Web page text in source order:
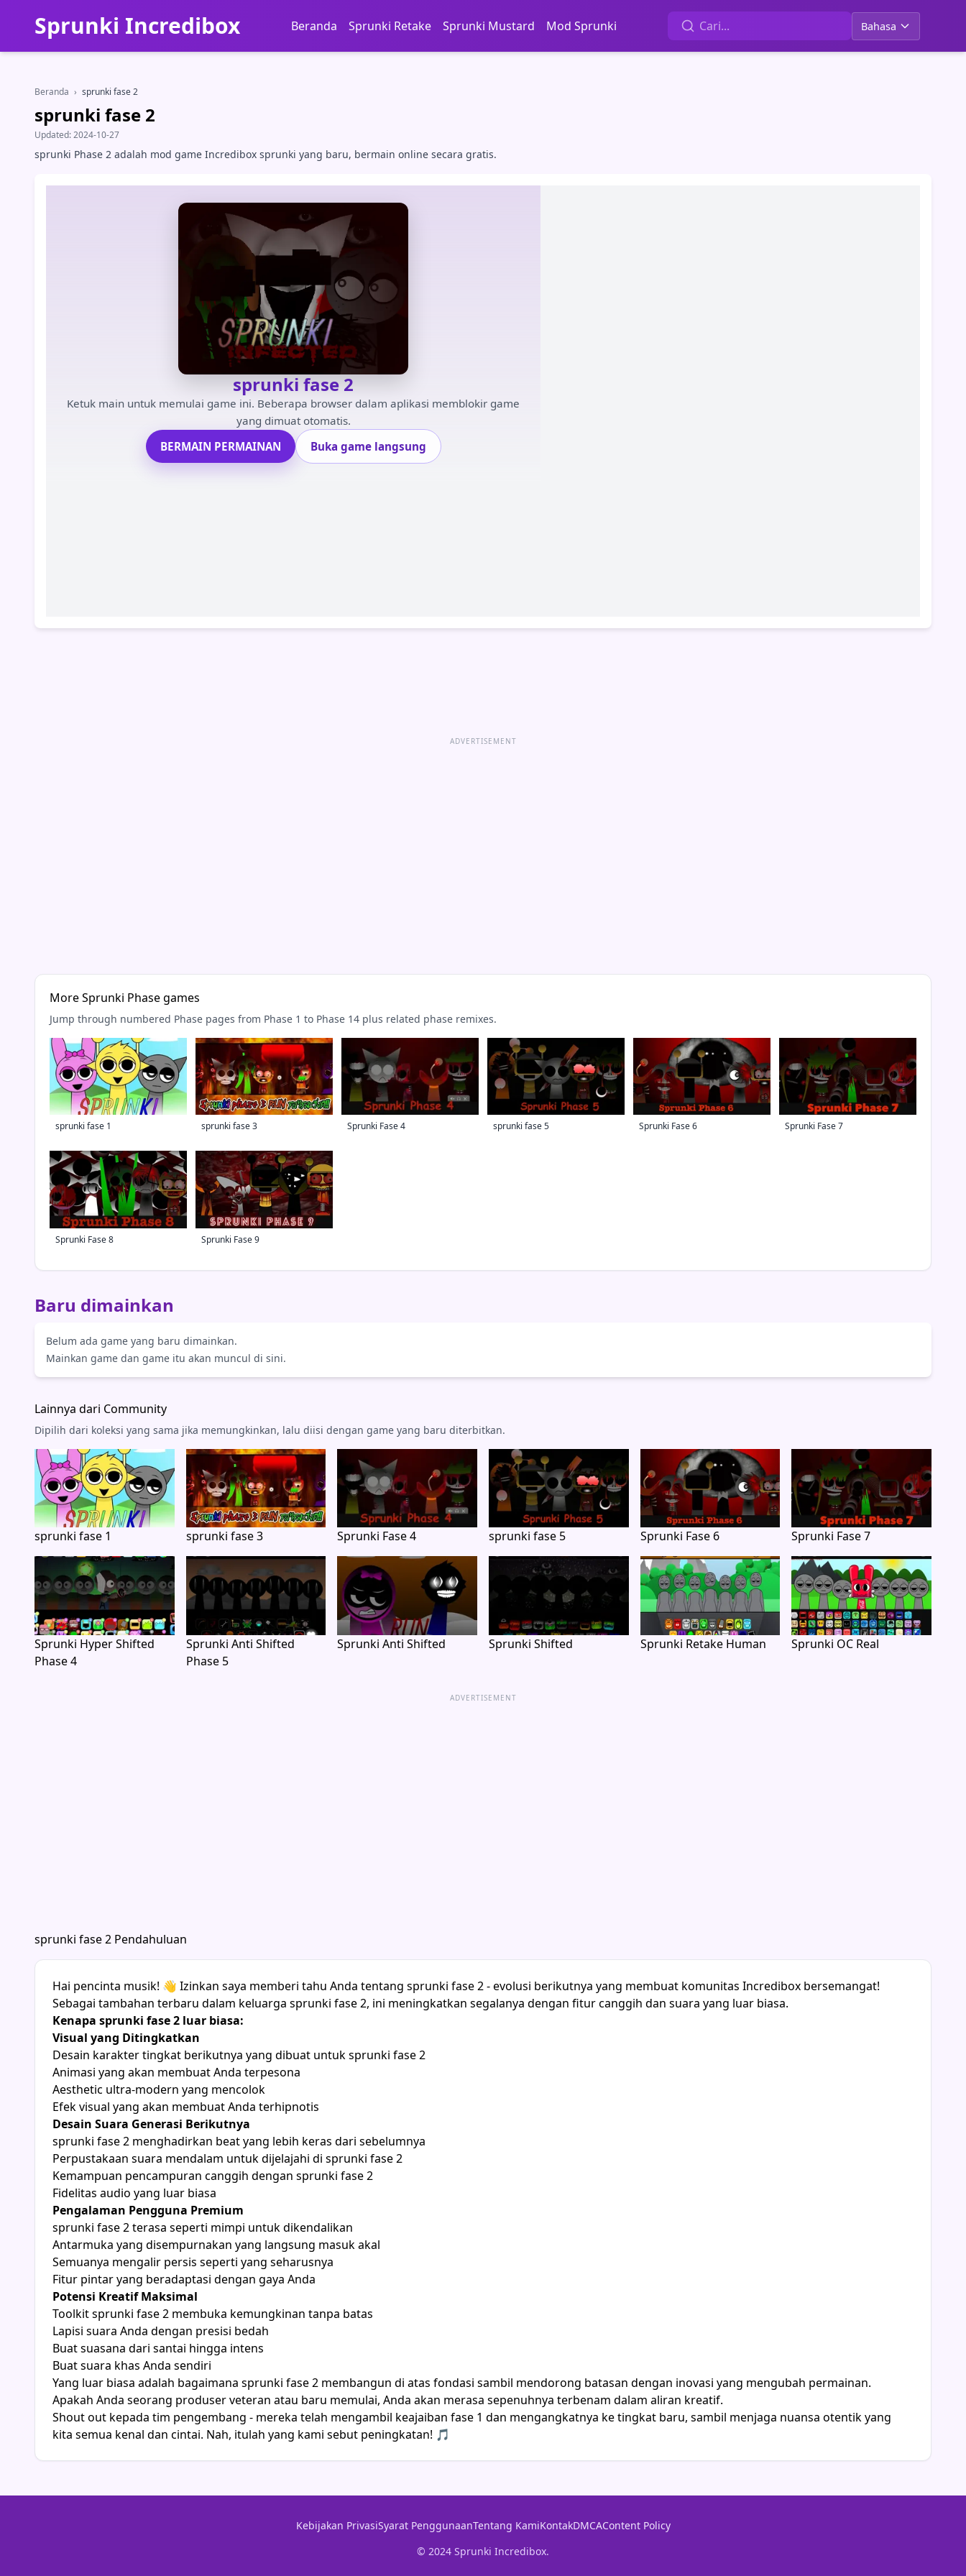
Sprunki Incredibox Beranda Sprunki Retake Sprunki Mustard Mod Sprunki Bahasa
Beranda › sprunki fase 2
sprunki fase 2
Updated:2024-10-27
sprunki Phase 2 adalah mod game Incredibox sprunki yang baru, bermain online secara gratis.
sprunki fase 2
Ketuk main untuk memulai game ini. Beberapa browser dalam aplikasi memblokir game
yang dimuat otomatis.
BERMAIN PERMAINAN
Buka game langsung
ADVERTISEMENT
More Sprunki Phase games
Jump through numbered Phase pages from Phase 1 to Phase 14 plus related phase remixes.
sprunki fase 1 sprunki fase 3 Sprunki Fase 4 sprunki fase 5 Sprunki Fase 6 Sprunki Fase 7
Sprunki Fase 8 Sprunki Fase 9
Baru dimainkan
Belum ada game yang baru dimainkan.
Mainkan game dan game itu akan muncul di sini.
Lainnya dari Community
Dipilih dari koleksi yang sama jika memungkinkan, lalu diisi dengan game yang baru diterbitkan.
sprunki fase 1 sprunki fase 3 Sprunki Fase 4 sprunki fase 5 Sprunki Fase 6 Sprunki Fase 7
Sprunki Hyper Shifted
Phase 4
Sprunki Anti Shifted
Phase 5
Sprunki Anti Shifted Sprunki Shifted Sprunki Retake Human Sprunki OC Real
ADVERTISEMENT
sprunki fase 2 Pendahuluan
Hai pencinta musik! 👋 Izinkan saya memberi tahu Anda tentang sprunki fase 2 - evolusi berikutnya yang membuat komunitas Incredibox bersemangat!
Sebagai tambahan terbaru dalam keluarga sprunki fase 2, ini meningkatkan segalanya dengan fitur canggih dan suara yang luar biasa.
Kenapa sprunki fase 2 luar biasa:
Visual yang Ditingkatkan
Desain karakter tingkat berikutnya yang dibuat untuk sprunki fase 2
Animasi yang akan membuat Anda terpesona
Aesthetic ultra-modern yang mencolok
Efek visual yang akan membuat Anda terhipnotis
Desain Suara Generasi Berikutnya
sprunki fase 2 menghadirkan beat yang lebih keras dari sebelumnya
Perpustakaan suara mendalam untuk dijelajahi di sprunki fase 2
Kemampuan pencampuran canggih dengan sprunki fase 2
Fidelitas audio yang luar biasa
Pengalaman Pengguna Premium
sprunki fase 2 terasa seperti mimpi untuk dikendalikan
Antarmuka yang disempurnakan yang langsung masuk akal
Semuanya mengalir persis seperti yang seharusnya
Fitur pintar yang beradaptasi dengan gaya Anda
Potensi Kreatif Maksimal
Toolkit sprunki fase 2 membuka kemungkinan tanpa batas
Lapisi suara Anda dengan presisi bedah
Buat suasana dari santai hingga intens
Buat suara khas Anda sendiri
Yang luar biasa adalah bagaimana sprunki fase 2 membangun di atas fondasi sambil mendorong batasan dengan inovasi yang mengubah permainan.
Apakah Anda seorang produser veteran atau baru memulai, Anda akan merasa sepenuhnya terbenam dalam aliran kreatif.
Shout out kepada tim pengembang - mereka telah mengambil keajaiban fase 1 dan mengangkatnya ke tingkat baru, sambil menjaga nuansa otentik yang
kita semua kenal dan cintai. Nah, itulah yang kami sebut peningkatan! 🎵
Kebijakan PrivasiSyarat PenggunaanTentang KamiKontakDMCAContent Policy
© 2024 Sprunki Incredibox.